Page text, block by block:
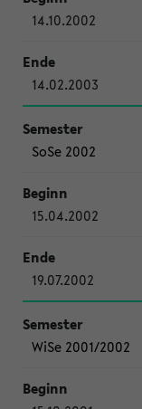
14.10.2002
14.02.2003
SoSe 2002
15.04.2002
19.07.2002
WiSe 2001/2002